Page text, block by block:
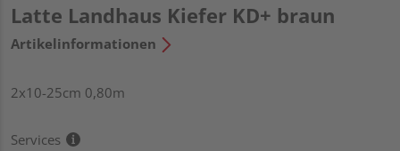
Latte Landhaus Kiefer KD+ braun
Artikelinformationen
2x10-25cm 0,80m
Services